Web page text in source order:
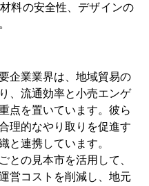
料の安全性、デザインの
企業業界は、地域貿易の
、流通効率と小売エンゲ
点を置いています。彼ら
理的なやり取りを促進す
と連携しています。
との見本市を活用して、
営コストを削減し、地元